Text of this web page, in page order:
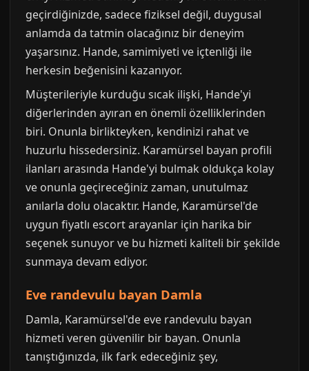
geçirdiğinizde, sadece fiziksel değil, duygusal
anlamda da tatmin olacağınız bir deneyim
yaşarsınız. Hande, samimiyeti ve içtenliği ile
herkesin beğenisini kazanıyor.
Müşterileriyle kurduğu sıcak ilişki, Hande'yi
diğerlerinden ayıran en önemli özelliklerinden
biri. Onunla birlikteyken, kendinizi rahat ve
huzurlu hissedersiniz. Karamürsel bayan profili
ilanları arasında Hande'yi bulmak oldukça kolay
ve onunla geçireceğiniz zaman, unutulmaz
anılarla dolu olacaktır. Hande, Karamürsel'de
uygun fiyatlı escort arayanlar için harika bir
seçenek sunuyor ve bu hizmeti kaliteli bir şekilde
sunmaya devam ediyor.
Eve randevulu bayan Damla
Damla, Karamürsel'de eve randevulu bayan
hizmeti veren güvenilir bir bayan. Onunla
tanıştığınızda, ilk fark edeceğiniz şey,